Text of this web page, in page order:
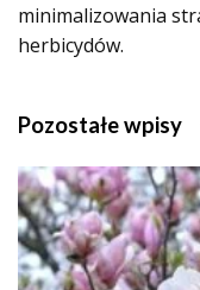
minimalizowania
herbicydów.
Pozostałe wpisy